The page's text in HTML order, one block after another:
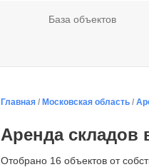
База объектов
Главная / Московская область /
Аренда складов
Отобрано 16 объектов от